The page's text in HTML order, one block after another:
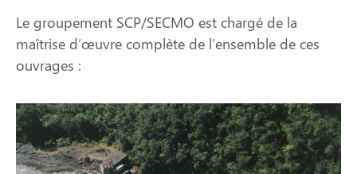
Le groupement SCP/SECMO est chargé de la
maîtrise d’œuvre complète de l’ensemble de ces
ouvrages :